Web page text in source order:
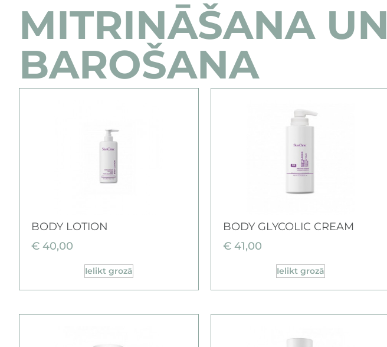
MITRINĀŠANA UN
BAROŠANA
BODY LOTION
€ 40,00
Ielikt grozā
BODY GLYCOLIC CREAM
€ 41,00
Ielikt grozā